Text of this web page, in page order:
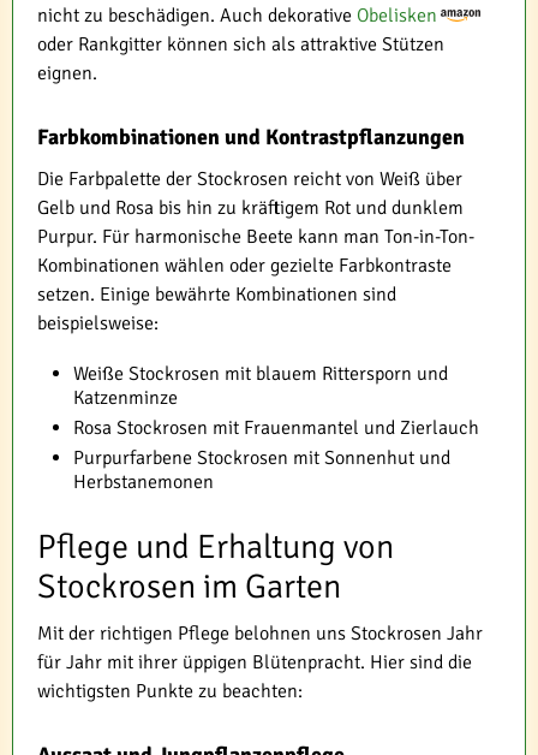
nicht zu beschädigen. Auch dekorative Obelisken
oder Rankgitter können sich als attraktive Stützen
eignen.
Farbkombinationen und Kontrastpflanzungen
Die Farbpalette der Stockrosen reicht von Weiß über
Gelb und Rosa bis hin zu kräftigem Rot und dunklem
Purpur. Für harmonische Beete kann man Ton-in-Ton-
Kombinationen wählen oder gezielte Farbkontraste
setzen. Einige bewährte Kombinationen sind
beispielsweise:
Weiße Stockrosen mit blauem Rittersporn und
Katzenminze
Rosa Stockrosen mit Frauenmantel und Zierlauch
Purpurfarbene Stockrosen mit Sonnenhut und
Herbstanemonen
Pflege und Erhaltung von
Stockrosen im Garten
Mit der richtigen Pflege belohnen uns Stockrosen Jahr
für Jahr mit ihrer üppigen Blütenpracht. Hier sind die
wichtigsten Punkte zu beachten: